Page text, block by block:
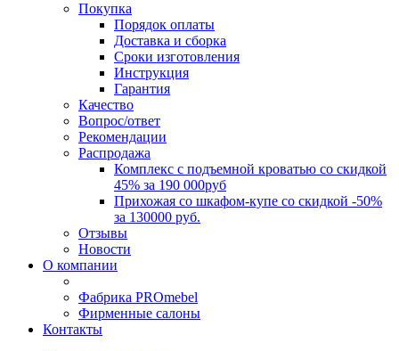
Покупка
Порядок оплаты
Доставка и сборка
Сроки изготовления
Инструкция
Гарантия
Качество
Вопрос/ответ
Рекомендации
Распродажа
Комплекс с подъемной кроватью со скидкой
45% за 190 000руб
Прихожая со шкафом-купе со скидкой -50%
за 130000 руб.
Отзывы
Новости
О компании
Фабрика PROmebel
Фирменные салоны
Контакты